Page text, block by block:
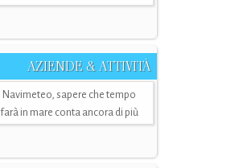
AZIENDE & ATTIVITÀ
Navimeteo, sapere che tempo
farà in mare conta ancora di più